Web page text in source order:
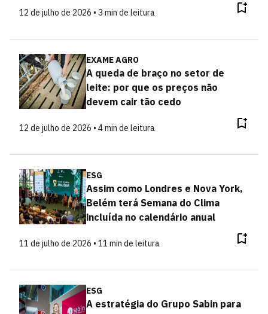
12 de julho de 2026 • 3 min de leitura
EXAME AGRO
A queda de braço no setor de
leite: por que os preços não
devem cair tão cedo
12 de julho de 2026 • 4 min de leitura
ESG
Assim como Londres e Nova York,
Belém terá Semana do Clima
incluída no calendário anual
11 de julho de 2026 • 11 min de leitura
ESG
A estratégia do Grupo Sabin para